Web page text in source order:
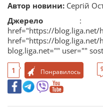
Автор новини: Сергій
Джерело :
href="https://blog.liga.net/
href="https://
blog.liga.net="" user=""
1 Понравилось